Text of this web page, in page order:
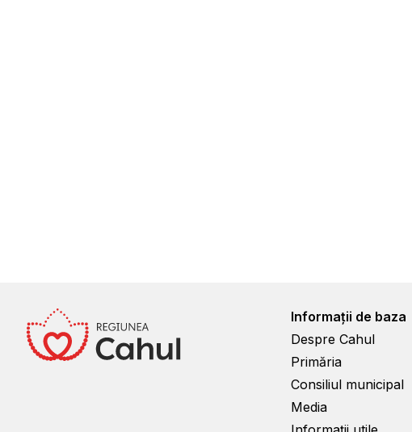
Informații de baza
Despre Cahul
Primăria
Consiliul municipal
Media